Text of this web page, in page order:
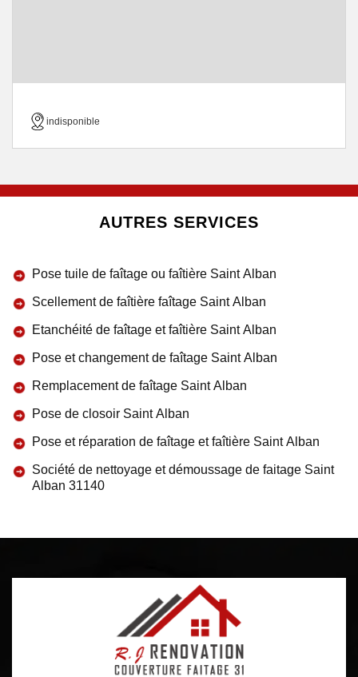
indisponible
AUTRES SERVICES
Pose tuile de faîtage ou faîtière Saint Alban
Scellement de faîtière faîtage Saint Alban
Etanchéité de faîtage et faîtière Saint Alban
Pose et changement de faîtage Saint Alban
Remplacement de faîtage Saint Alban
Pose de closoir Saint Alban
Pose et réparation de faîtage et faîtière Saint Alban
Société de nettoyage et démoussage de faitage Saint
Alban 31140